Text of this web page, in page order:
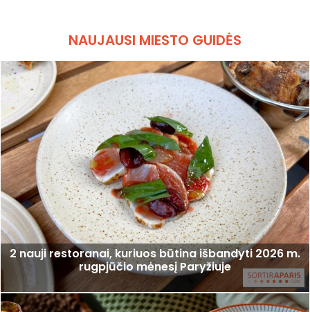
NAUJAUSI MIESTO GUIDĖS
2 nauji restoranai, kuriuos būtina išbandyti 2026 m.
rugpjūčio mėnesį Paryžiuje